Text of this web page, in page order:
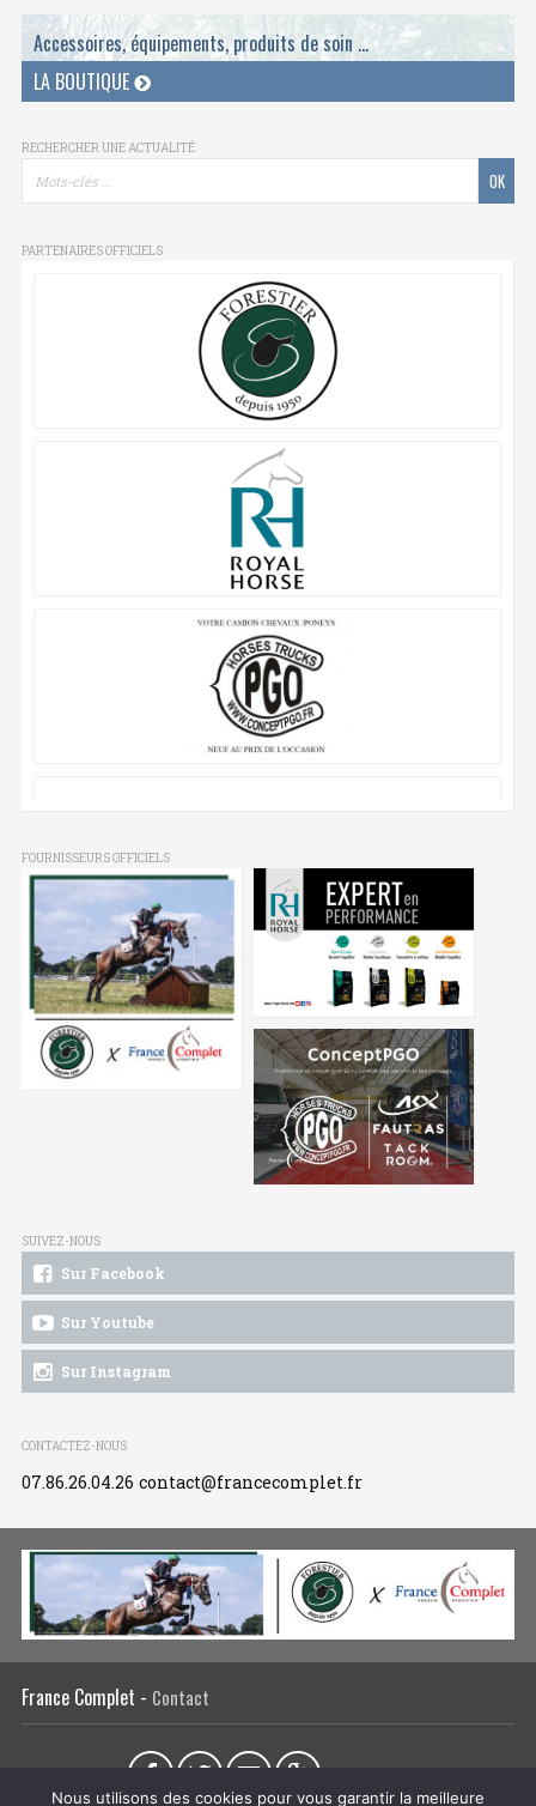
Accessoires, équipements, produits de soin ...
LA BOUTIQUE
RECHERCHER UNE ACTUALITÉ
PARTENAIRES OFFICIELS
FOURNISSEURS OFFICIELS
SUIVEZ-NOUS
Sur Facebook
Sur Youtube
Sur Instagram
CONTACTEZ-NOUS
07.86.26.04.26 contact@francecomplet.fr
France Complet - Contact
Nous utilisons des cookies pour vous garantir la meilleure